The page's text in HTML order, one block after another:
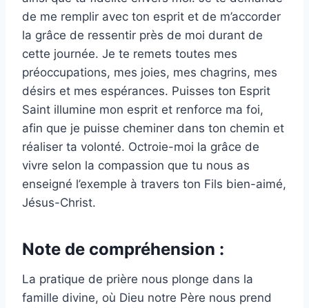
de me remplir avec ton esprit et de m’accorder
la grâce de ressentir près de moi durant de
cette journée. Je te remets toutes mes
préoccupations, mes joies, mes chagrins, mes
désirs et mes espérances. Puisses ton Esprit
Saint illumine mon esprit et renforce ma foi,
afin que je puisse cheminer dans ton chemin et
réaliser ta volonté. Octroie-moi la grâce de
vivre selon la compassion que tu nous as
enseigné l’exemple à travers ton Fils bien-aimé,
Jésus-Christ.
Note de compréhension :
La pratique de prière nous plonge dans la
famille divine, où Dieu notre Père nous prend